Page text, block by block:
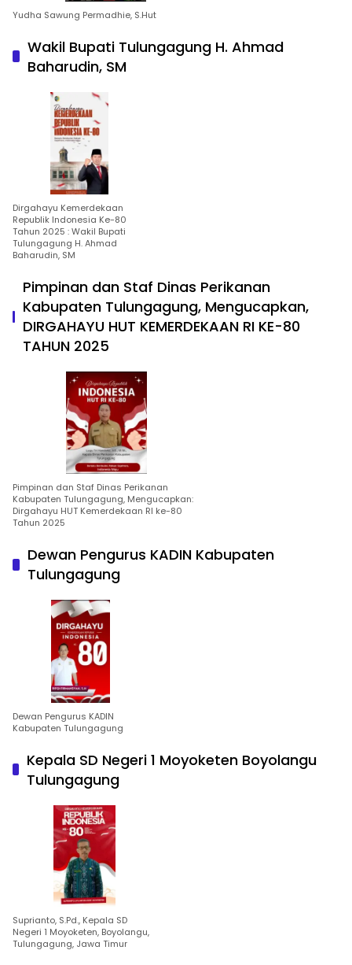
Yudha Sawung Permadhie, S.Hut
Wakil Bupati Tulungagung H. Ahmad
Baharudin, SM
Dirgahayu Kemerdekaan
Republik Indonesia Ke-80
Tahun 2025 : Wakil Bupati
Tulungagung H. Ahmad
Baharudin, SM
Pimpinan dan Staf Dinas Perikanan
Kabupaten Tulungagung, Mengucapkan,
DIRGAHAYU HUT KEMERDEKAAN RI KE-80
TAHUN 2025
Pimpinan dan Staf Dinas Perikanan
Kabupaten Tulungagung, Mengucapkan:
Dirgahayu HUT Kemerdekaan RI ke-80
Tahun 2025
Dewan Pengurus KADIN Kabupaten
Tulungagung
Dewan Pengurus KADIN
Kabupaten Tulungagung
Kepala SD Negeri 1 Moyoketen Boyolangu
Tulungagung
Suprianto, S.Pd., Kepala SD
Negeri 1 Moyoketen, Boyolangu,
Tulungagung, Jawa Timur